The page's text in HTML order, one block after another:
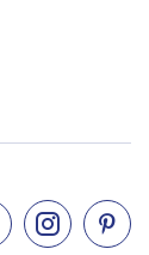
 